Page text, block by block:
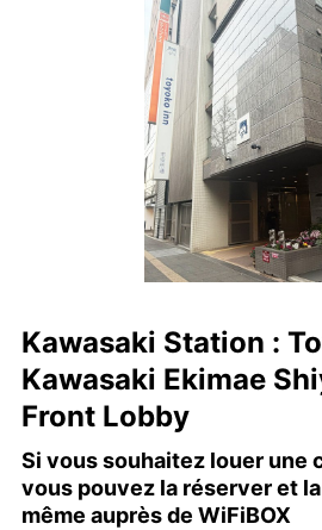
Kawasaki Station :
Kawasaki Ekimae
Front Lobby
Si vous souhaitez louer une
vous pouvez la réserver et
même auprès de WiFiBOX